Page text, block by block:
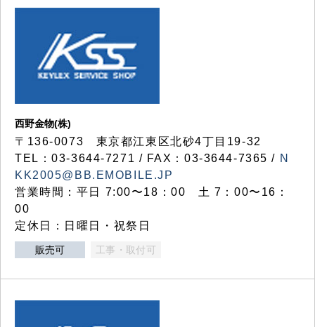
西野金物(株)
〒136-0073 東京都江東区北砂4丁目19-32
TEL：03‐3644‐7271 / FAX：03-3644-7365 / N
KK2005@BB.EMOBILE.JP
営業時間：平日 7:00〜18：00 土 7：00〜16：
00
定休日：日曜日・祝祭日
販売可 工事・取付可